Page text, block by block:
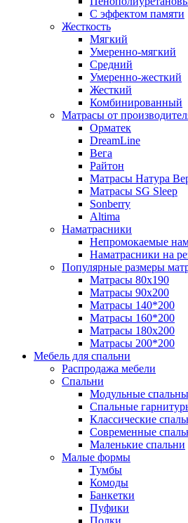
С эффектом памяти
Жесткость
Мягкий
Умеренно-мягкий
Средний
Умеренно-жесткий
Жесткий
Комбинированный
Матрасы от
Орматек
DreamLine
Вега
Райтон
Матрасы Натура
Матрасы SG Sleep
Sonberry
Altima
Наматрасники
Непромокаемые
Наматрасники на
Популярные размеры
Матрасы 80x190
Матрасы 90x200
Матрасы 140*200
Матрасы 160*200
Матрасы 180x200
Матрасы 200*200
Мебель для спальни
Распродажа мебели
Спальни
Модульные
Спальные
Классические
Современные
Маленькие спальни
Малые формы
Тумбы
Комоды
Банкетки
Пуфики
Полки